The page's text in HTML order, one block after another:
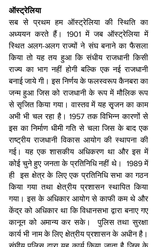
ऑस्ट्रेलिया
सब से प्रथम हम ऑस्ट्रेलिया की स्थिति का
अध्ययन करते हैं। 1901 में जब ऑस्ट्रेलिया में
स्थित अलग-अलग राज्यों ने संघ बनाने का फैसला
किया तो यह तय हुआ कि संधीय राजधानी किसी
राज्य का भाग नहीं होगी बल्कि एक नई राजधानी
बनाई जाये गी। इस निर्णय के फलस्वरूप कैनबरा का
जन्म हुआ जिस को राजधानी के रूप में मौलिक रूप
से सृजित किया गया। वास्तव में यह सृृजन का काम
अभी भी चल रहा है। 1957 तक विभिन्न कारणों से
इस का निर्माण धीमी गति से चला जिस के बाद एक
राष्ट्रीय राजधानी विकास आयोग की स्थापना की
गई। यह एक शासकीय अधिकरण था और इस में
कोई चुने हुए जनता के प्रतिनिधि नहीं थे।  1989 में
ही  इस क्षेत्र के लिए एक प्रतिनिधि सभा का गठन
किया गया तथा क्षेत्रीय प्रशासन स्थापित किया
गया। इस के अधिकार आयोग से काफी कम थे और
केंद्र को अधिकार था कि विधानसभा द्वारा बनाए गए
कानून को अमान्य कर सके।  पुलिस तथा सुरक्षा
कार्य भी नाम के लिए क्षेत्रीय प्रशासन के अधीन है।